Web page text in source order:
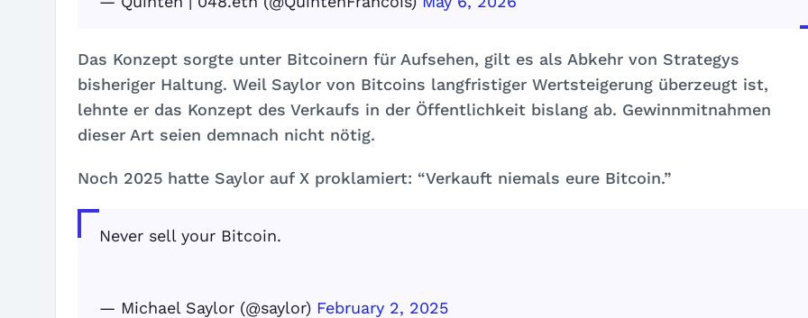
Das Konzept sorgte unter Bitcoinern für Aufsehen, gilt es als Abkehr von Strategys
bisheriger Haltung. Weil Saylor von Bitcoins langfristiger Wertsteigerung überzeugt ist,
lehnte er das Konzept des Verkaufs in der Öffentlichkeit bislang ab. Gewinnmitnahmen
dieser Art seien demnach nicht nötig.
Noch 2025 hatte Saylor auf X proklamiert: “Verkauft niemals eure Bitcoin.”
Never sell your Bitcoin.
— Michael Saylor (@saylor) February 2, 2025